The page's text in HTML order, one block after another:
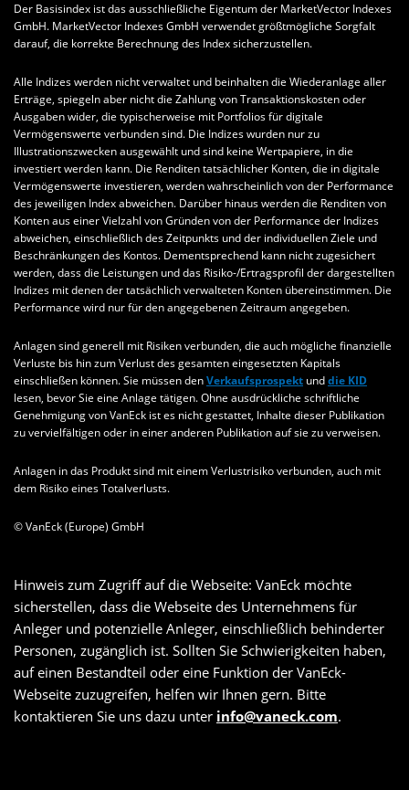
Der Basisindex ist das ausschließliche Eigentum der MarketVector Indexes
GmbH. MarketVector Indexes GmbH verwendet größtmögliche Sorgfalt
darauf, die korrekte Berechnung des Index sicherzustellen.
Alle Indizes werden nicht verwaltet und beinhalten die Wiederanlage aller
Erträge, spiegeln aber nicht die Zahlung von Transaktionskosten oder
Ausgaben wider, die typischerweise mit Portfolios für digitale
Vermögenswerte verbunden sind. Die Indizes wurden nur zu
Illustrationszwecken ausgewählt und sind keine Wertpapiere, in die
investiert werden kann. Die Renditen tatsächlicher Konten, die in digitale
Vermögenswerte investieren, werden wahrscheinlich von der Performance
des jeweiligen Index abweichen. Darüber hinaus werden die Renditen von
Konten aus einer Vielzahl von Gründen von der Performance der Indizes
abweichen, einschließlich des Zeitpunkts und der individuellen Ziele und
Beschränkungen des Kontos. Dementsprechend kann nicht zugesichert
werden, dass die Leistungen und das Risiko-/Ertragsprofil der dargestellten
Indizes mit denen der tatsächlich verwalteten Konten übereinstimmen. Die
Performance wird nur für den angegebenen Zeitraum angegeben.
Anlagen sind generell mit Risiken verbunden, die auch mögliche finanzielle
Verluste bis hin zum Verlust des gesamten eingesetzten Kapitals
einschließen können. Sie müssen denVerkaufsprospekt unddie KID
lesen, bevor Sie eine Anlage tätigen. Ohne ausdrückliche schriftliche
Genehmigung von VanEck ist es nicht gestattet, Inhalte dieser Publikation
zu vervielfältigen oder in einer anderen Publikation auf sie zu verweisen.
Anlagen in das Produkt sind mit einem Verlustrisiko verbunden, auch mit
dem Risiko eines Totalverlusts.
© VanEck (Europe) GmbH
Hinweis zum Zugriff auf die Webseite: VanEck möchte
sicherstellen, dass die Webseite des Unternehmens für
Anleger und potenzielle Anleger, einschließlich behinderter
Personen, zugänglich ist. Sollten Sie Schwierigkeiten haben,
auf einen Bestandteil oder eine Funktion der VanEck-
Webseite zuzugreifen, helfen wir Ihnen gern. Bitte
kontaktieren Sie uns dazu unter info@vaneck.com.